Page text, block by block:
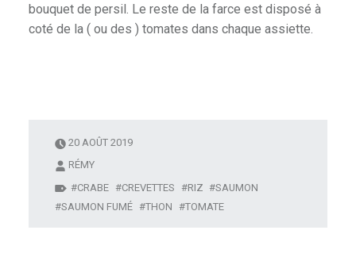
bouquet de persil. Le reste de la farce est disposé à
coté de la ( ou des ) tomates dans chaque assiette.
20 AOÛT 2019
RÉMY
CRABE
CREVETTES RIZ
SAUMON
SAUMON FUMÉ
THON TOMATE